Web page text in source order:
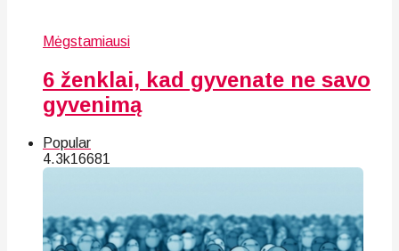
Mėgstamiausi
6 ženklai, kad gyvenate ne savo
gyvenimą
Popular
4.3k16681